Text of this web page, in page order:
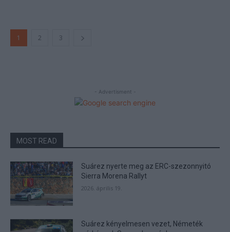
1 2 3
- Advertisment -
MOST READ
Suárez nyerte meg az ERC-szezonnyitó
Sierra Morena Rallyt
2026. április 19.
Suárez kényelmesen vezet, Németék